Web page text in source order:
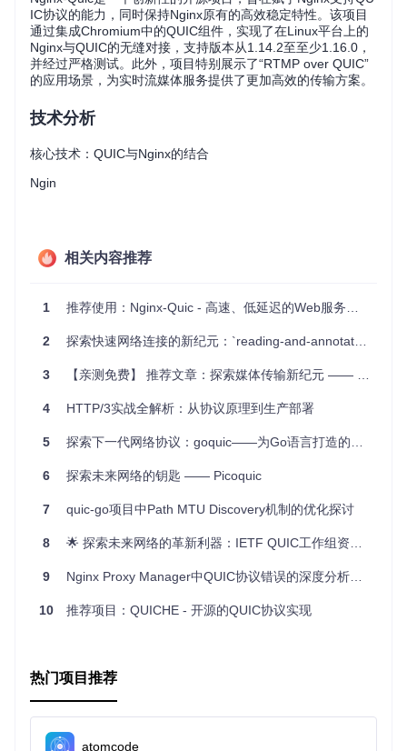
IC协议的能力，同时保持Nginx原有的高效稳定特性。该项目
通过集成Chromium中的QUIC组件，实现了在Linux平台上的
Nginx与QUIC的无缝对接，支持版本从1.14.2至至少1.16.0，
并经过严格测试。此外，项目特别展示了“RTMP over QUIC”
的应用场景，为实时流媒体服务提供了更加高效的传输方案。
技术分析
核心技术：QUIC与Nginx的结合
Ngin
相关内容推荐
1 推荐使用：Nginx-Quic - 高速、低延迟的Web服务器增强版
2 探索快速网络连接的新纪元：`reading-and-annotate-quic`
3 【亲测免费】 推荐文章：探索媒体传输新纪元 —— Media over QUIC（MoQ）
4 HTTP/3实战全解析：从协议原理到生产部署
5 探索下一代网络协议：goquic——为Go语言打造的QUIC支持库
6 探索未来网络的钥匙 —— Picoquic
7 quic-go项目中Path MTU Discovery机制的优化探讨
8 🌟 探索未来网络的革新利器：IETF QUIC工作组资料库 ✨
9 Nginx Proxy Manager中QUIC协议错误的深度分析与解决方案
10 推荐项目：QUICHE - 开源的QUIC协议实现
热门项目推荐
atomcode